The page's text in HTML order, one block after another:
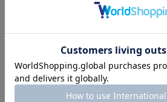
女性・40代
カレーやパスタの盛り付けにぴったり
は浅めなので食洗器にも入れやすい。